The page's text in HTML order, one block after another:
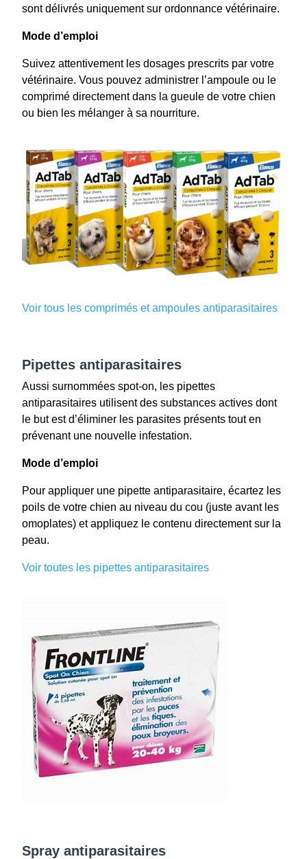
sont délivrés uniquement sur ordonnance vétérinaire.
Mode d’emploi
Suivez attentivement les dosages prescrits par votre
vétérinaire. Vous pouvez administrer l’ampoule ou le
comprimé directement dans la gueule de votre chien
ou bien les mélanger à sa nourriture.
Voir tous les comprimés et ampoules antiparasitaires
Pipettes antiparasitaires
Aussi surnommées spot-on, les pipettes
antiparasitaires utilisent des substances actives dont
le but est d’éliminer les parasites présents tout en
prévenant une nouvelle infestation.
Mode d’emploi
Pour appliquer une pipette antiparasitaire, écartez les
poils de votre chien au niveau du cou (juste avant les
omoplates) et appliquez le contenu directement sur la
peau.
Voir toutes les pipettes antiparasitaires
Spray antiparasitaires